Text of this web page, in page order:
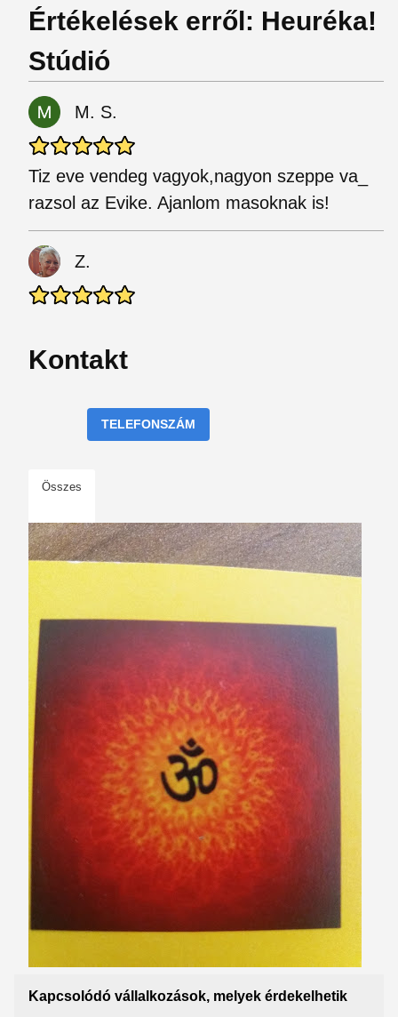
Értékelések erről: Heuréka!
Stúdió
M. S.
Tiz eve vendeg vagyok,nagyon szeppe va_
razsol az Evike. Ajanlom masoknak is!
Z.
Kontakt
TELEFONSZÁM
Összes
Kapcsolódó vállalkozások, melyek érdekelhetik